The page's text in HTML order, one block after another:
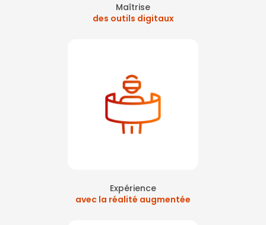
Maîtrise
des outils digitaux
Expérience
avec la réalité augmentée